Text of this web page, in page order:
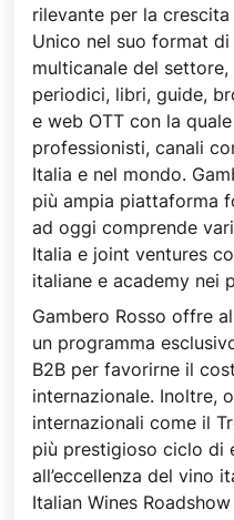
rilevante per la crescita
Unico nel suo format
multicanale del
periodici, libri, guide,
e web OTT con la
professionisti, canali
Italia e nel mondo.
più ampia piattaforma
ad oggi comprende
Italia e joint ventures
italiane e academy nei
Gambero Rosso offre
un programma
B2B per favorirne il
internazionale. Inoltre,
internazionali come il
più prestigioso ciclo di
all’eccellenza del vino
Italian Wines